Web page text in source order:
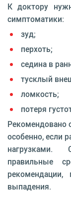
К доктору
симптоматики:
зуд;
перхоть;
седина в
тусклый
ломкость;
потеря
Рекомендовано
особенно, если
нагрузками.
правильные
выпадения.